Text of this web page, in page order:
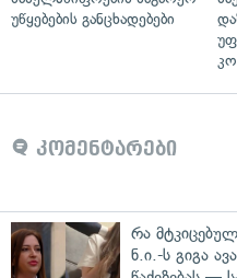
უწყებების განცხადებები
კომენტარები
რა
ნ.ი.-ს გიგა